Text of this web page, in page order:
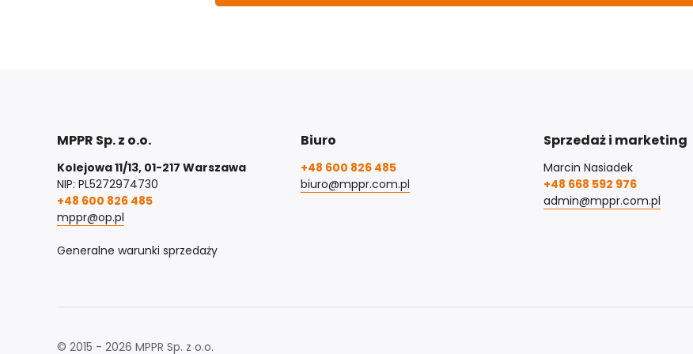
MPPR Sp. z o.o.
Kolejowa 11/13, 01-217 Warszawa
NIP: PL5272974730
+48 600 826 485
mppr@op.pl
Generalne warunki sprzedaży
Biuro
+48 600 826 485
biuro@mppr.com.pl
Sprzedaż i marketing
Marcin Nasiadek
+48 668 592 976
admin@mppr.com.pl
© 2015 - 2026 MPPR Sp. z o.o.